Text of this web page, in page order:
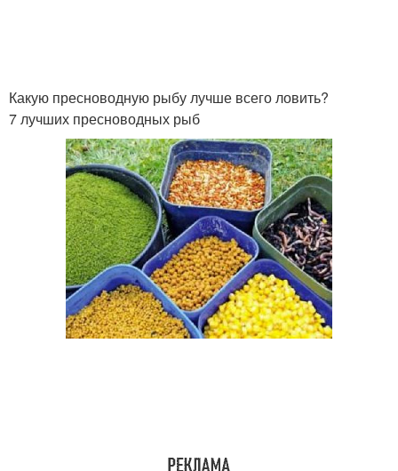
Какую пресноводную рыбу лучше всего ловить?
7 лучших пресноводных рыб